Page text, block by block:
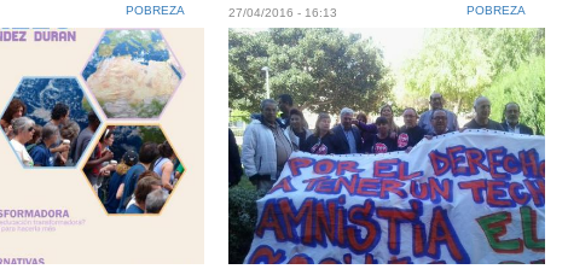
POBREZA 27/04/2016 - 16:13 POBREZA